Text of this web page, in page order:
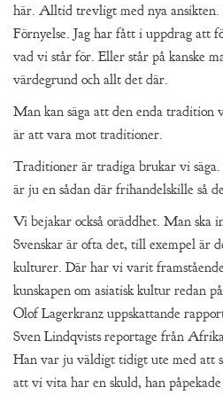
här. Alltid trevligt med nya
Förnyelse. Jag har fått i uppdrag att
vad vi står för. Eller står på kanske
värdegrund och allt det där.
Man kan säga att den enda
är att vara mot traditioner.
Traditioner är tradiga brukar vi
är ju en sådan där frihandelskille så
Vi bejakar också oräddhet. Man ska
Svenskar är ofta det, till exempel är
kulturer. Där har vi varit
kunskapen om asiatisk kultur redan
Olof Lagerkranz uppskattande
Sven Lindqvists reportage från
Han var ju väldigt tidigt ute med att
att vi vita har en skuld, han